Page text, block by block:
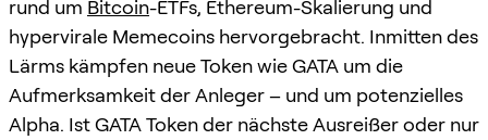
rund um Bitcoin-ETFs, Ethereum-Skalierung und
hypervirale Memecoins hervorgebracht. Inmitten des
Lärms kämpfen neue Token wie GATA um die
Aufmerksamkeit der Anleger – und um potenzielles
Alpha. Ist GATA Token der nächste Ausreißer oder nur